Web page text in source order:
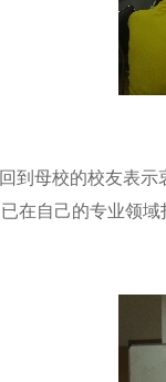
母校的校友表示
在自己的专业领域